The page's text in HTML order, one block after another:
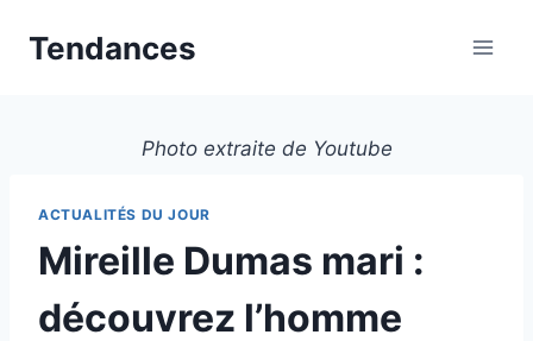
Tendances
Photo extraite de Youtube
ACTUALITÉS DU JOUR
Mireille Dumas mari :
découvrez l’homme